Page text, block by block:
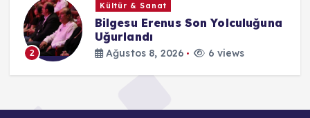
2
Kültür & Sanat
Bilgesu Erenus Son Yolculuğuna
Uğurlandı
Ağustos 8, 2026 6 views